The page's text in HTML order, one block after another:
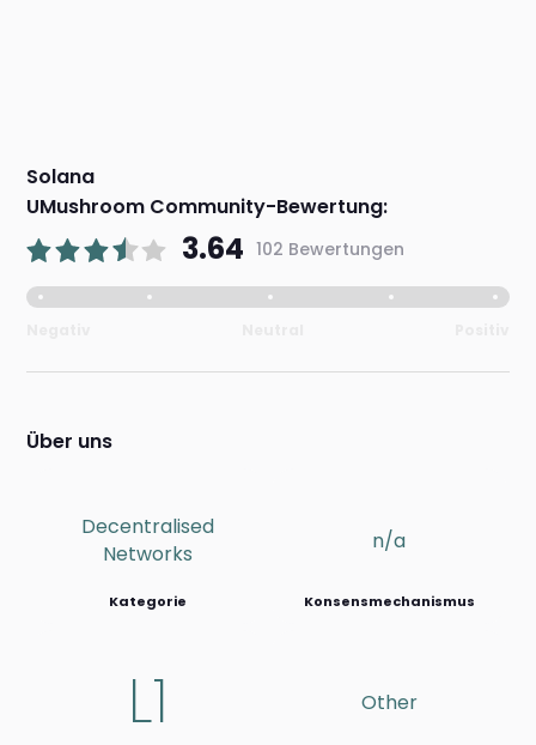
Solana
UMushroom Community-Bewertung:
3.64 102 Bewertungen
Über uns
Decentralised
Networks
Kategorie
n/a
Konsensmechanismus
L1 Other